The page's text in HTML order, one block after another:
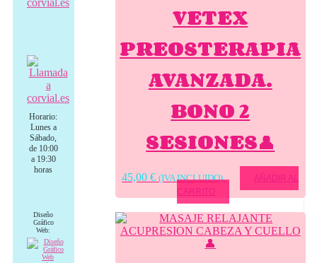
VETEX
PREOSTERAPIA
AVANZADA.
BONO 2
SESIONES👤
45,00€ (IVA INCLUIDO)
AÑADIR AL
CARRITO
Horario:
Lunes a
Sábado,
de 10:00
a 19:30
horas
Diseño
Gráfico
Web: